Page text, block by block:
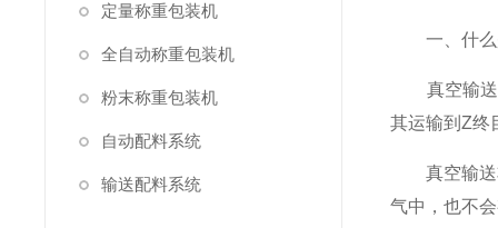
定量称重包装机
全自动称重包装机
粉末称重包装机
自动配料系统
输送配料系统
一、什么
真空输送是
其运输到Z终
真空输送非
气中，也不